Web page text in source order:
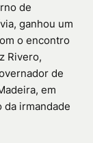
de
ganhou um
o encontro
Rivero,
de
em
da irmandade